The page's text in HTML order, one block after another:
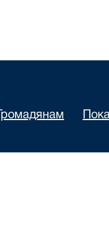
Громадянам